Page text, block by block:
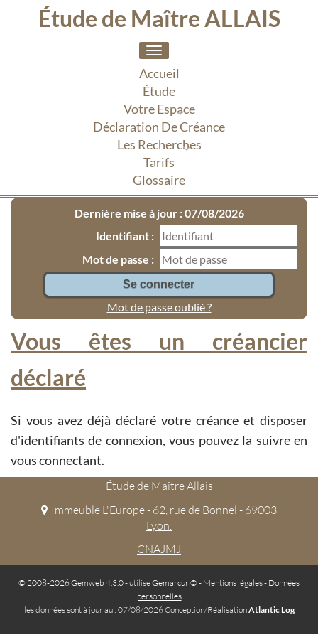
Étude de Maître ALLAIS
Toggle
navigation
Accueil
Étude
Votre Espace
Déclaration De Créance
Les Recherches
Tarifs
Glossaire
Dernière mise à jour : 07/08/2026
Identifiant :
Mot de passe :
Mot de passe oublié ?
Vous êtes un créancier
déclaré
Si vous avez déjà déclaré votre créance et disposer
d'identifiants de connexion, vous pouvez la suivre en
vous connectant.
Étude de Maître Allais
Immeuble L'Europe - 62, rue de Bonnel - 69003
Lyon.
CNAJMJ
© 2008-2026 Gemweb 4.3.0- utiliseGemarcur © - Mentions légales- Données
personnelles
les données sont à jour au : 07/08/2026 Conception/RéalisationAtlantic Log